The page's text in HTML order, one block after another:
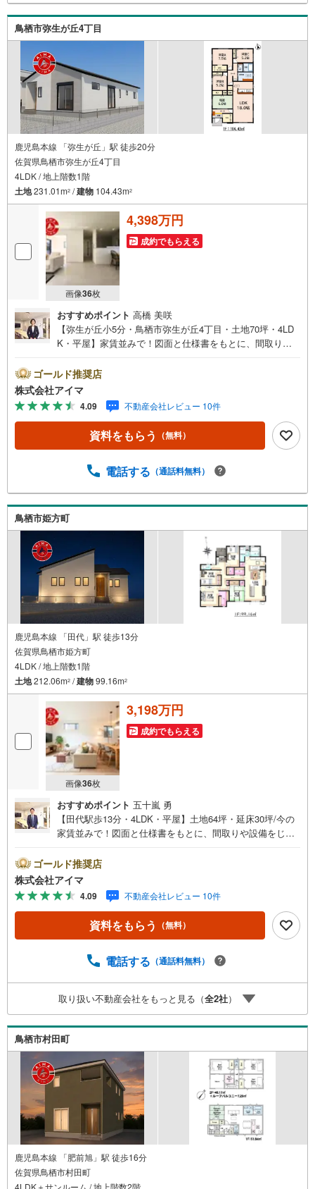
です大手ネット銀行はじめ多数の金融機関と提携/最長50年
の返済プランもご用意平日も夜間もご見学OK/ご自宅・最
寄り駅まで送迎無料/オンライン相談OK「見るだけ」「ロ
ーン相談だけ」でも歓迎します他社でローンが難しいと言
われた方、転職後で審査にご不安の方もご相談ください
鳥栖市弥生が丘4丁目
鹿児島本線 「弥生が丘」駅 徒歩20分
佐賀県鳥栖市弥生が丘4丁目
4LDK / 地上階数1階
土地231.01m2 /建物 104.43m2
画像36枚
4,398万円
成約でもらえる
おすすめポイント 高橋 美咲
【弥生が丘小5分・鳥栖市弥生が丘4丁目・土地70坪・4LD
K・平屋】家賃並みで！図面と仕様書をもとに、間取りや
ンフロア設計で、子育て期からシニア期まで安心して暮ら
せます。■広さ・間取り間取りは4LDK・LDK18帖以上。土
地約70坪・延床約32坪と、暮らしの広さを数字でご確認い
ただけます。■品質・保証住まいの品質を支える裏付けで
す。基礎は面で支えるベタ基礎。地盤調査を実施済み。完
了検査済証の交付済み。ほかにフラット35Sに対応・フラ
約5分・中学校へ徒歩約39分。お車は3台駐車できます。■
ンの専門店です大手ネット銀行はじめ多数の金融機関と提
携/最長50年の返済プランもご用意平日も夜間もご見学OK/
ご自宅・最寄り駅まで送迎無料/オンライン相談OK「見る
だけ」「ローン相談だけ」でも歓迎します他社でローンが
難しいと言われた方、転職後で審査にご不安の方もご相談
ください
ゴールド推奨店
株式会社アイマ
4.09 不動産会社レビュー 10件
資料をもらう （無料）
電話する （通話料無料）
鳥栖市姫方町
鹿児島本線 「田代」駅 徒歩13分
佐賀県鳥栖市姫方町
4LDK / 地上階数1階
土地212.06m2 /建物99.16m2
画像36枚
3,198万円
成約でもらえる
おすすめポイント 五十嵐 勇
【田代駅歩13分・4LDK・平屋】土地64坪・延床30坪/今の
家賃並みで！図面と仕様書をもとに、間取りや設備をじっ
計で、子育て期からシニア期まで安心して暮らせます。■広
さ・間取り間取りは4LDK・LDK15帖以上。土地約64坪・延
床約30坪と、暮らしの広さを数字でご確認いただけます。
■品質・保証住まいの品質を支える裏付けです。基礎は面で
支えるベタ基礎。地盤調査を実施済み。完了検査済証の交
付済み。ほかにフラット35Sに対応・フラット35S適合証明
線利用で行き先が広がります。バス停まで徒歩3分以内。■
ンの専門店です大手ネット銀行はじめ多数の金融機関と提
携/最長50年の返済プランもご用意平日も夜間もご見学OK/
ご自宅・最寄り駅まで送迎無料/オンライン相談OK「見る
だけ」「ローン相談だけ」でも歓迎します他社でローンが
難しいと言われた方、転職後で審査にご不安の方もご相談
ください
ゴールド推奨店
株式会社アイマ
4.09 不動産会社レビュー 10件
資料をもらう （無料）
電話する （通話料無料）
取り扱い不動産会社をもっと見る（全2社）
鳥栖市村田町
鹿児島本線 「肥前旭」駅 徒歩16分
佐賀県鳥栖市村田町
4LDK＋サンルーム / 地上階数2階